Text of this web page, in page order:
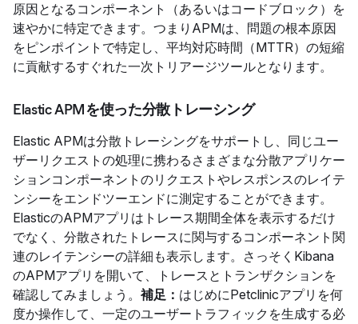
原因となるコンポーネント（あるいはコードブロック）を
速やかに特定できます。つまりAPMは、問題の根本原因
をピンポイントで特定し、平均対応時間（MTTR）の短縮
に貢献するすぐれた一次トリアージツールとなります。
Elastic APMを使った分散トレーシング
Elastic APMは分散トレーシングをサポートし、同じユー
ザーリクエストの処理に携わるさまざまな分散アプリケー
ションコンポーネントのリクエストやレスポンスのレイテ
ンシーをエンドツーエンドに測定することができます。
ElasticのAPMアプリはトレース期間全体を表示するだけ
でなく、分散されたトレースに関与するコンポーネント関
連のレイテンシーの詳細も表示します。さっそくKibana
のAPMアプリを開いて、トレースとトランザクションを
確認してみましょう。 補足： はじめにPetclinicアプリを何
度か操作して、一定のユーザートラフィックを生成する必